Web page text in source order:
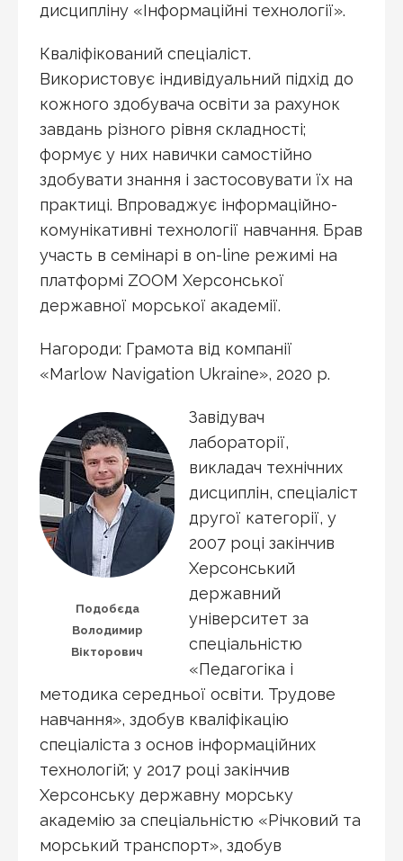
дисципліну «Інформаційні технології».
Кваліфікований спеціаліст.
Використовує індивідуальний підхід до
кожного здобувача освіти за рахунок
завдань різного рівня складності;
формує у них навички самостійно
здобувати знання і застосовувати їх на
практиці. Впроваджує інформаційно-
комунікативні технології навчання. Брав
участь в семінарі в on-line режимі на
платформі ZOOM Херсонської
державної морської академії.
Нагороди: Грамота від компанії
«Marlow Navigation Ukraine», 2020 р.
Подобєда
Володимир
Вікторович
Завідувач
лабораторії,
викладач технічних
дисциплін, спеціаліст
другої категорії, у
2007 році закінчив
Херсонський
державний
університет за
спеціальністю
«Педагогіка і
методика середньої освіти. Трудове
навчання», здобув кваліфікацію
спеціаліста з основ інформаційних
технологій; у 2017 році закінчив
Херсонську державну морську
академію за спеціальністю «Річковий та
морський транспорт», здобув